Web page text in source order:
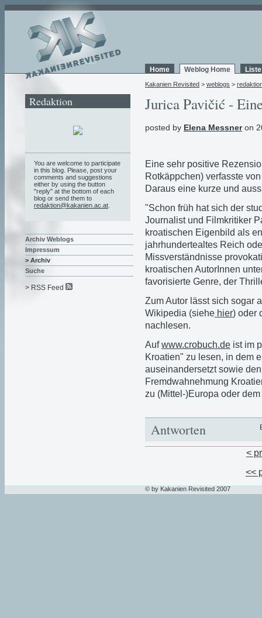
Home Weblog Home
Kakanien Revisited > weblogs >
Jurica Pavičić -
posted by Elena Messneron
Eine sehr positive
Rotkäppchen) verfasste
Daraus eine kurze und
"Schon früh hat sich der
Journalist und Filmkritiker
kroatischen Eigenbild als
jahrhundertealtes Reich
Missverständnisse
kroatischen AutorInnen
favorisierte Genre, der
Zum Autor lässt sich sogar
Wikipedia (siehe hier) oder
nachlesen.
Aufwww.crobuch.de ist im
Kroatien" zu lesen, in dem
auseinandersetzt sowie
Fremdwahnehmung
zu (Mittel-)Europa oder
Antworten
<
<<
Redaktion
You are welcome to participate
in this blog. Please, post your
comments and suggestions
either by using the button
"reply" at the bottom of each
blog or send them to
redaktion@kakanien.ac.at
Archiv Weblogs
Impressum
> Archiv
Suche
> RSS Feed
© by Kakanien Revisited 2007